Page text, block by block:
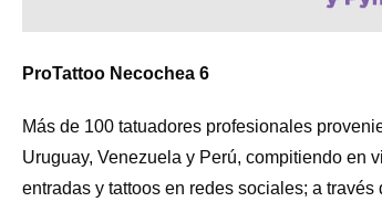
ProTattoo Necochea 6
Más de 100 tatuadores profesionales
Uruguay, Venezuela y Perú, compitiendo en
entradas y tattoos en redes sociales; a